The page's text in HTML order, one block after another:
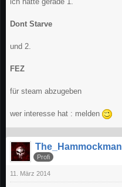
Dont Starve
und 2.
FEZ
für steam abzugeben
wer interesse hat : melden
The_Hammockman
Profi
11. März 2014